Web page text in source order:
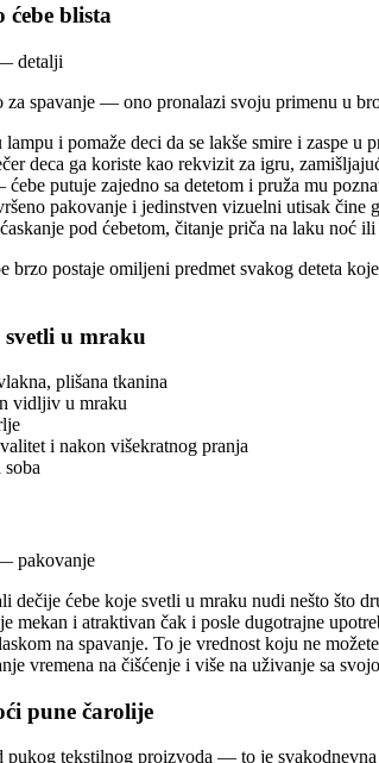
blista
za spavanje — ono pronalazi svoju primenu u
i pomaže deci da se lakše smire i zaspe u
deca ga koriste kao rekvizit za igru,
putuje zajedno sa detetom i pruža mu
pakovanje i jedinstven vizuelni utisak čine
pod ćebetom, čitanje priča na laku noć
brzo postaje omiljeni predmet svakog deteta
svetli u mraku
plišana tkanina
vidljiv u mraku
i nakon višekratnog pranja
soba
dečije ćebe koje svetli u mraku nudi nešto
mekan i atraktivan čak i posle dugotrajne
na spavanje. To je vrednost koju ne
vremena na čišćenje i više na uživanje sa
pune čarolije
tekstilnog proizvoda — to je